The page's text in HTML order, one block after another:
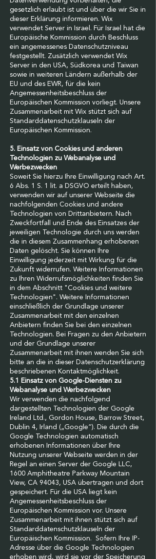
gesetzlich erlaubt ist und über die wir Sie in
dieser Erklärung informieren. Wix
verwendet Server in Israel. Für Israel hat die
Europäische Kommission durch Beschluss
ein angemessenes Datenschutzniveau
festgestellt. Zusätzlich verwendet Wix
Server in den USA, Südkorea und Taiwan
sowie in weiteren Ländern außerhalb der
EU und des EWR, für die kein
Angemessenheitsbeschluss der
Europäischen Kommission vorliegt. Unsere
Zusammenarbeit mit Wix stützt sich auf
Standarddatenschutzklauseln der
Europäischen Kommission.
5. Einsatz von Cookies und anderen
Technologien zu Webanalyse und
Werbezwecken
Soweit Sie hierzu Ihre Einwilligung nach Art.
6 Abs. 1 S. 1 lit. a DSGVO erteilt haben,
verwenden wir auf unserer Webseite die
nachfolgenden Cookies und andere
Technologien von Drittanbietern. Nach
Zweckfortfall und Ende des Einsatzes der
jeweiligen Technologie durch uns werden
die in diesem Zusammenhang erhobenen
Daten gelöscht. Sie können Ihre
Einwilligung jederzeit mit Wirkung für die
Zukunft widerrufen. Weitere Informationen
zu Ihren Widerrufsmöglichkeiten finden Sie
in dem Abschnitt "Cookies und weitere
Technologien". Weitere Informationen
einschließlich der Grundlage unserer
Zusammenarbeit mit den einzelnen
Anbietern finden Sie bei den einzelnen
Technologien. Bei Fragen zu den Anbietern
und der Grundlage unserer
Zusammenarbeit mit ihnen wenden Sie sich
bitte an die in dieser Datenschutzerklärung
beschriebenen Kontaktmöglichkeit.
5.1 Einsatz von Google-Diensten zu
Webanalyse und Werbezwecken
Wir verwenden die nachfolgend
dargestellten Technologien der Google
Ireland Ltd., Gordon House, Barrow Street,
Dublin 4, Irland („Google“). Die durch die
Google Technologien automatisch
erhobenen Informationen über Ihre
Nutzung unserer Webseite werden in der
Regel an einen Server der Google LLC,
1600 Amphitheatre Parkway Mountain
View, CA 94043, USA übertragen und dort
gespeichert. Für die USA liegt kein
Angemessenheitsbeschluss der
Europäischen Kommission vor. Unsere
Zusammenarbeit mit ihnen stützt sich auf
Standarddatenschutzklauseln der
Europäischen Kommission. Sofern Ihre IP-
Adresse über die Google Technologien
erhoben wird, wird sie vor der Speicherung